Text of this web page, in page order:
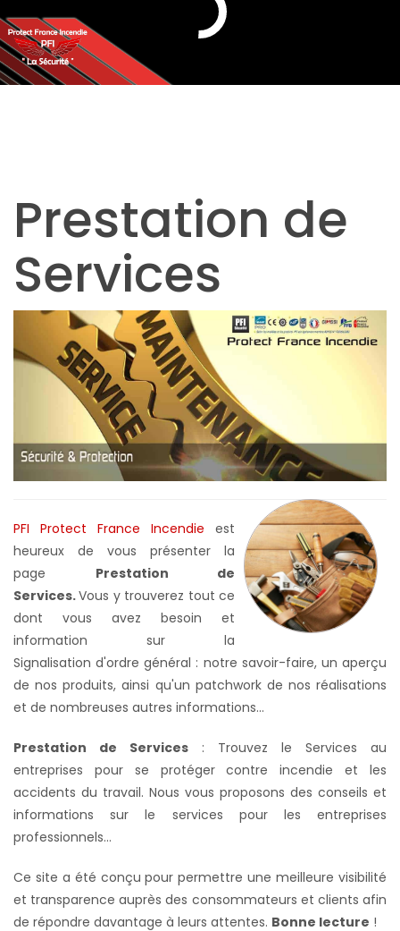
Prestation de
Services
PFI Protect France Incendie est
heureux de vous présenter la
page Prestation de
Services.Vous y trouverez tout ce
dont vous avez besoin et
information sur la
Signalisation d'ordre général : notre savoir-faire, un aperçu
de nos produits, ainsi qu'un patchwork de nos réalisations
et de nombreuses autres informations...
Prestation de Services : Trouvez le Services au
entreprises pour se protéger contre incendie et les
accidents du travail. Nous vous proposons des conseils et
informations sur le services pour les entreprises
professionnels...
Ce site a été conçu pour permettre une meilleure visibilité
et transparence auprès des consommateurs et clients afin
de répondre davantage à leurs attentes. Bonne lecture !